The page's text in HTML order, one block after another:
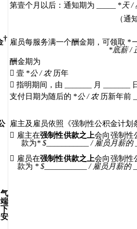
第壹个月以后：通知期为 _____ * 天 /
（通
† 雇员每服务满一个酬金期，可领取 *
*底薪 /
酬金期为
 壹 *公 / 农 历年
 指明期间，由 月
支付日期为随后的 *公 / 农 历新年前
雇主及雇员依照《强制性公积金计
 雇主在强制性供款之上会向强制性
款为* $___________ / 雇员月薪的
 雇员在强制性供款之上会向强制性
款为 * $ ___________ / 雇员月薪的